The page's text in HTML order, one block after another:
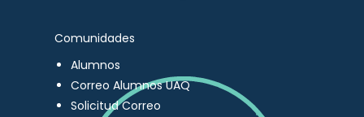
Comunidades
Alumnos
Correo Alumnos UAQ
Solicitud Correo